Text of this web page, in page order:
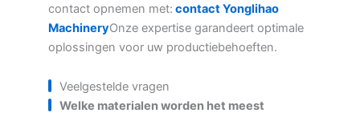
contact opnemen met: contact Yonglihao
MachineryOnze expertise garandeert optimale
oplossingen voor uw productiebehoeften.
Veelgestelde vragen
Welke materialen worden het meest